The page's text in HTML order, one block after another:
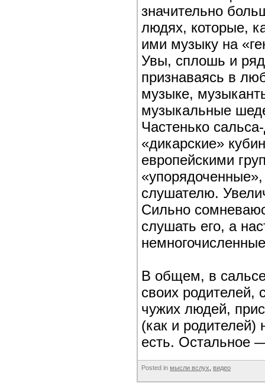
значительно
людях, которые,
ими музыку на
Увы, сплошь и
признаваясь в
музыке,
музыкальные
Частенько
«дикарские»
европейскими
слушателю.
Сильно
слушать его, а
В общем, в
своих родителей,
чужих людей,
(как и
есть. Остальное
Posted in мысли вслух видео